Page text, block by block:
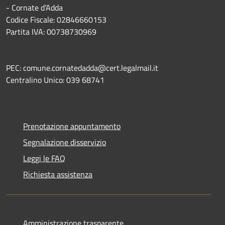
- Cornate d'Adda
Codice Fiscale: 02846660153
Partita IVA: 00738730969
PEC: comune.cornatedadda@cert.legalmail.it
Centralino Unico: 039 68741
Prenotazione appuntamento
Segnalazione disservizio
Leggi le FAQ
Richiesta assistenza